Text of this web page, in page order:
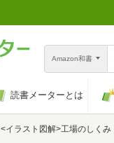
Amazon和書
読書メーターとは
<イラスト図解>工場のしくみ